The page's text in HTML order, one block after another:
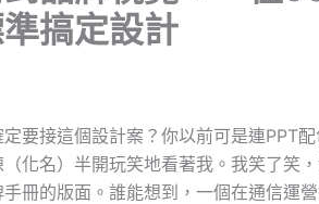
搞定設計
定要接這個設計案？你以前可是連PPT
化名）半開玩笑地看著我。我笑了笑
冊的版面。誰能想到，一個在通信運